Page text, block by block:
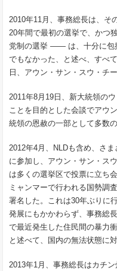
2010年11月、事務総長は、
20年間で最初の選挙で、かつ
党制の選挙 ―― は、十分に包
でもなかった、と述べ、すべ
日、アウン・サン・スウ・チ
2011年8月19日、新大統領の
ことを目的とした会談でアウ
統領の恩赦の一部として多数
2012年4月、NLDも含め、さ
に参加し、アウン・サン・ス
は多くの選挙区で投票に立ち
ミャンマーで行われる国勢調
署名した。これは30年ぶりに
発展にもかかわらず、事務総
で最近発生した住民間の暴力
と述べて、国内の無法状態に
2013年1月、事務総長はカチ